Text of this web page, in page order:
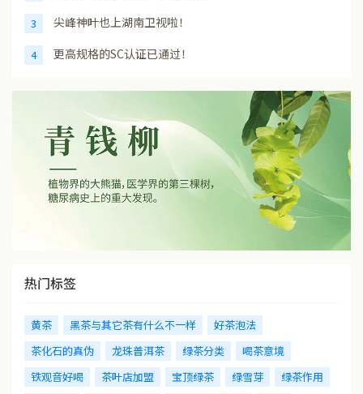
3 尖峰神叶也上湖南卫视啦！
4 更高规格的SC认证已通过！
热门标签
黄茶 黑茶与其它茶有什么不一样
好茶泡法
茶化石的真伪
龙珠普洱茶 绿茶分类
喝茶意境
铁观音好喝
茶叶店加盟 宝顶绿茶 绿雪芽
绿茶作用